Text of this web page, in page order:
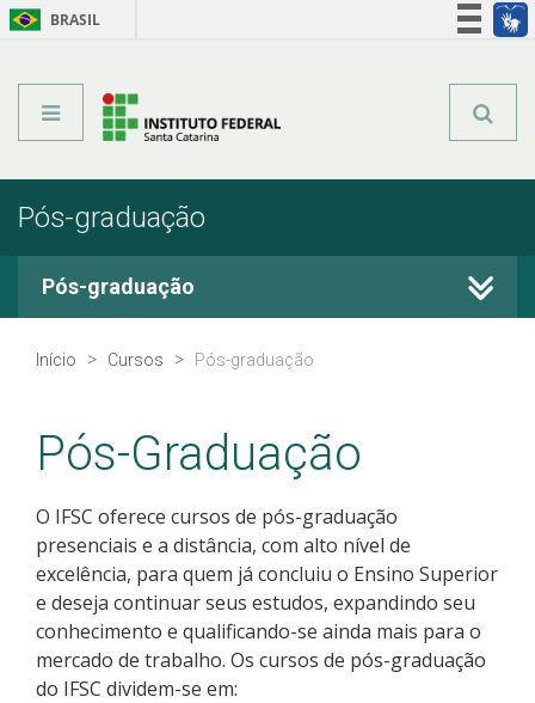
BRASIL
Pós-graduação
Pós-graduação
Cursos Técnicos
Qualificação Profissional
Pós-graduação
Educação a Distância
Educação de Jovens e Adultos
Início Cursos Pós-graduação
Pós-Graduação
O IFSC oferece cursos de pós-graduação
presenciais e a distância, com alto nível de
excelência, para quem já concluiu o Ensino Superior
e deseja continuar seus estudos, expandindo seu
conhecimento e qualificando-se ainda mais para o
mercado de trabalho. Os cursos de pós-graduação
do IFSC dividem-se em: